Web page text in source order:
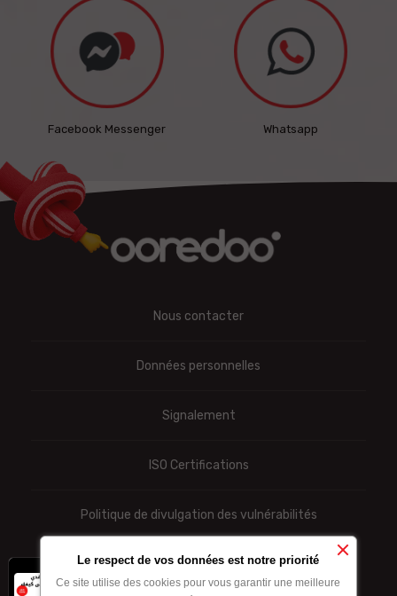
Facebook Messenger Whatsapp
Le respect de vos données est notre priorité
Ce site utilise des cookies pour vous garantir une meilleure
-10% sur les forfaits
Nous contacter
Données personnelles
Signalement
ISO Certifications
Politique de divulgation des vulnérabilités